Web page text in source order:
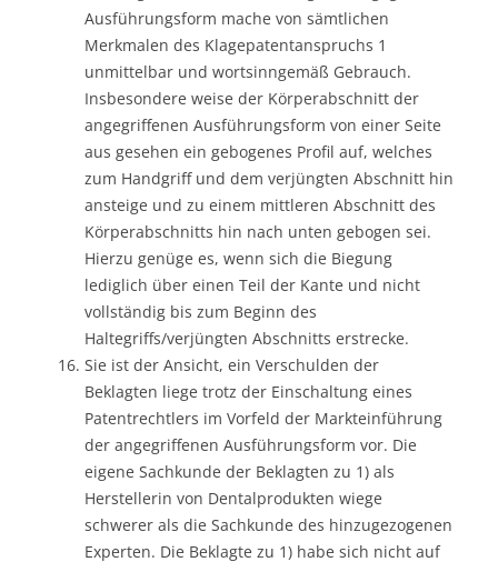
Ausführungsform mache von sämtlichen
Merkmalen des Klagepatentanspruchs 1
unmittelbar und wortsinngemäß Gebrauch.
Insbesondere weise der Körperabschnitt der
angegriffenen Ausführungsform von einer Seite
aus gesehen ein gebogenes Profil auf, welches
zum Handgriff und dem verjüngten Abschnitt hin
ansteige und zu einem mittleren Abschnitt des
Körperabschnitts hin nach unten gebogen sei.
Hierzu genüge es, wenn sich die Biegung
lediglich über einen Teil der Kante und nicht
vollständig bis zum Beginn des
Haltegriffs/verjüngten Abschnitts erstrecke.
Sie ist der Ansicht, ein Verschulden der
Beklagten liege trotz der Einschaltung eines
Patentrechtlers im Vorfeld der Markteinführung
der angegriffenen Ausführungsform vor. Die
eigene Sachkunde der Beklagten zu 1) als
Herstellerin von Dentalprodukten wiege
schwerer als die Sachkunde des hinzugezogenen
Experten. Die Beklagte zu 1) habe sich nicht auf